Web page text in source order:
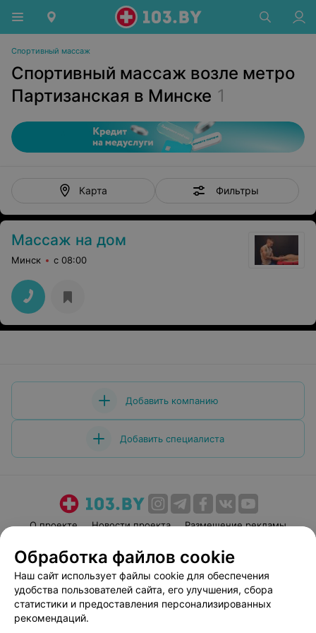
Спортивный массаж
Спортивный массаж возле метро
Партизанская в Минске 1
Карта Фильтры
Массаж на дом
Минск с 08:00
Добавить компанию
Добавить специалиста
О проекте Новости проекта
Размещение рекламы
Пользовательское соглашение
Способы оплаты
Вакансии
Партнеры
Написать руководителю 103.by
Обработка файлов cookie
Наш сайт использует файлы cookie для обеспечения
удобства пользователей сайта, его улучшения, сбора
статистики и предоставления персонализированных
рекомендаций.